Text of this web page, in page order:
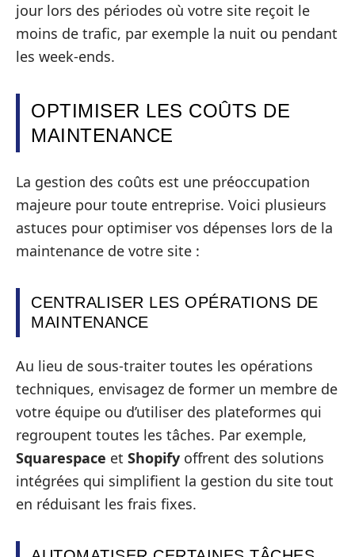
jour lors des périodes où votre site reçoit le
moins de trafic, par exemple la nuit ou pendant
les week-ends.
OPTIMISER LES COÛTS DE
MAINTENANCE
La gestion des coûts est une préoccupation
majeure pour toute entreprise. Voici plusieurs
astuces pour optimiser vos dépenses lors de la
maintenance de votre site :
CENTRALISER LES OPÉRATIONS DE
MAINTENANCE
Au lieu de sous-traiter toutes les opérations
techniques, envisagez de former un membre de
votre équipe ou d’utiliser des plateformes qui
regroupent toutes les tâches. Par exemple,
Squarespace et Shopify offrent des solutions
intégrées qui simplifient la gestion du site tout
en réduisant les frais fixes.